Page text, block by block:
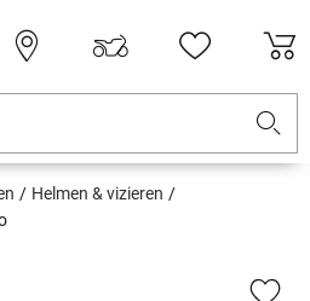
Helmen & vizieren